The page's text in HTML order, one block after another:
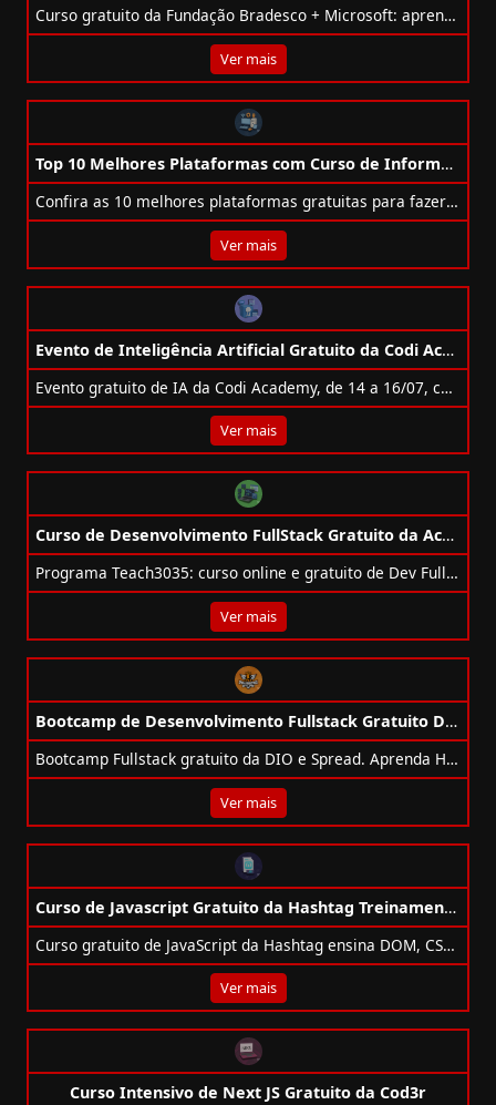
Curso gratuito da Fundação Bradesco + Microsoft: aprenda HTML, CSS e JavaScript e crie seu primeiro site do zero em apenas 2 horas.
Ver mais
Top 10 Melhores Plataformas com Curso de Informática Gratuitos em 2025
Confira as 10 melhores plataformas gratuitas para fazer curso de informática e tecnologia em 2025 e se destaque no mercado de trabalho!
Ver mais
Evento de Inteligência Artificial Gratuito da Codi Academy
Evento gratuito de IA da Codi Academy, de 14 a 16/07, com prática, certificação e criação de projetos reais.
Ver mais
Curso de Desenvolvimento FullStack Gratuito da Acate
Programa Teach3035: curso online e gratuito de Dev Full Stack com estágio e certificado.
Ver mais
Bootcamp de Desenvolvimento Fullstack Gratuito DIO + Spread
Bootcamp Fullstack gratuito da DIO e Spread. Aprenda HTML, JS, React, Node.js e MySQL com projetos práticos, mentorias e certificação.
Ver mais
Curso de Javascript Gratuito da Hashtag Treinamentos
Curso gratuito de JavaScript da Hashtag ensina DOM, CSS e lógica para criar interações reais em páginas web.
Ver mais
Curso Intensivo de Next JS Gratuito da Cod3r